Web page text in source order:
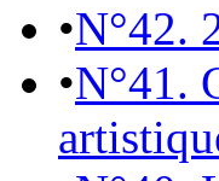
•N°42.
•N°41.